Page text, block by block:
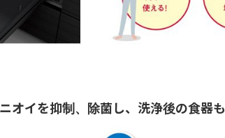
オイを抑制、除菌し、洗浄後の食器